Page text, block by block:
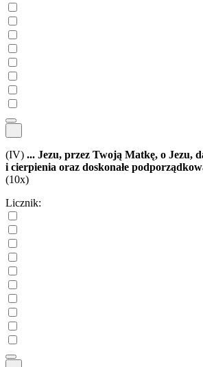
(IV) ... Jezu, przez Twoją Matkę, o Jezu,
i cierpienia oraz doskonałe
(10x)
Licznik: